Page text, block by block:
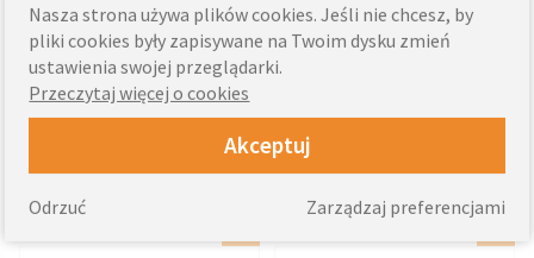
Amber Beige
Hardelot Nature
Nasza strona używa plików cookies. Jeśli nie chcesz, by
pliki cookies były zapisywane na Twoim dysku zmień
ustawienia swojej przeglądarki.
Przeczytaj więcej o cookies
Akceptuj
Zarządzaj preferencjami
Odrzuć